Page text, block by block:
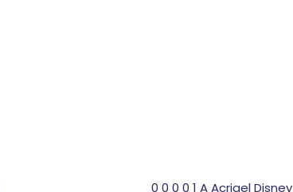
0 0 0 0 1 A Acrigel Disney